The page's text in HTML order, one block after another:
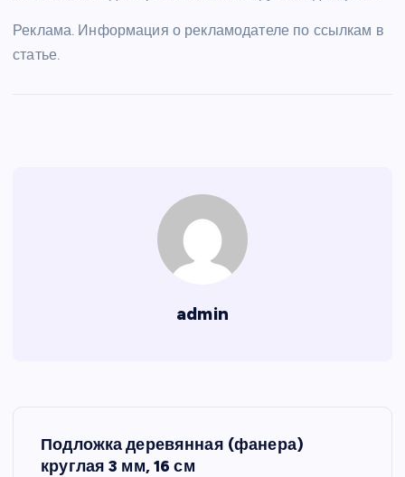
Реклама. Информация о рекламодателе по ссылкам в
статье.
admin
Подложка деревянная (фанера)
круглая 3 мм, 16 см